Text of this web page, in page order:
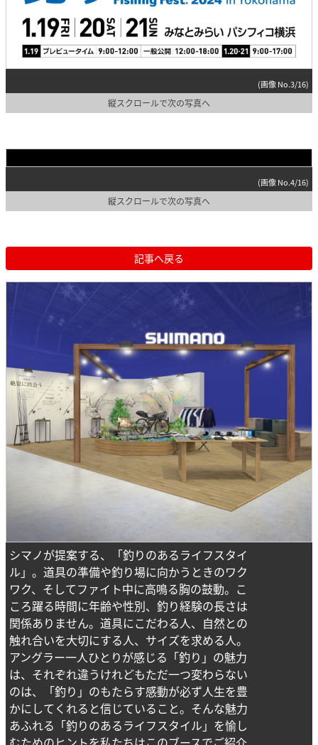
(画像 No.3/16)
縦スクロールで次の写真へ
(画像 No.4/16)
縦スクロールで次の写真へ
記事へ戻る
シマノが提案する、「釣りのあるライフスタイ
ル」。道具の準備や釣り場に向かうときのワク
ワク、そしてファイト中に高鳴る胸の鼓動。こ
ころ躍る時間に年齢や性別、釣り経験の長さは
関係ありません。道具にこだわる人、自然との
触れ合いを大切にする人、サイズを求める人。
アングラー一人ひとりが感じる「釣り」の魅力
は、それぞれ違うけれどもただ一つ変わらない
のは、「釣り」のもたらす感動が必ず人生を豊
かにしてくれると信じていること。そんな魅力
あふれる「釣りのあるライフスタイル」を愉し